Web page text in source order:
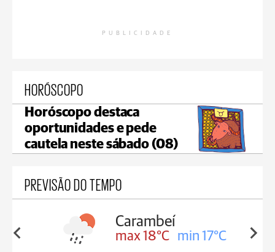
PUBLICIDADE
HORÓSCOPO
Horóscopo destaca
oportunidades e pede
cautela neste sábado (08)
PREVISÃO DO TEMPO
18°C
Carambeí
max 18°C min 17°C